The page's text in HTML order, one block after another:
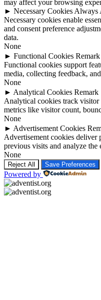
may affect your browsing
► Necessary Cookies Always
Necessary cookies enable
and consent preference
data.
None
► Functional Cookies Remark
Functional cookies support
media, collecting feedback,
None
► Analytical Cookies Remark
Analytical cookies track
metrics like visitor count,
None
► Advertisement Cookies
Advertisement cookies deliver
previous visits and analyze the
None
Reject All Save Preferences
Powered by